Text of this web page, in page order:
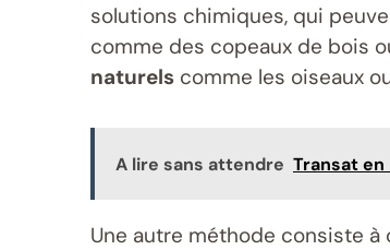
solutions chimiques, qui
comme des copeaux de bois
naturels comme les oiseaux
A lire sans attendre Transat
Une autre méthode consiste